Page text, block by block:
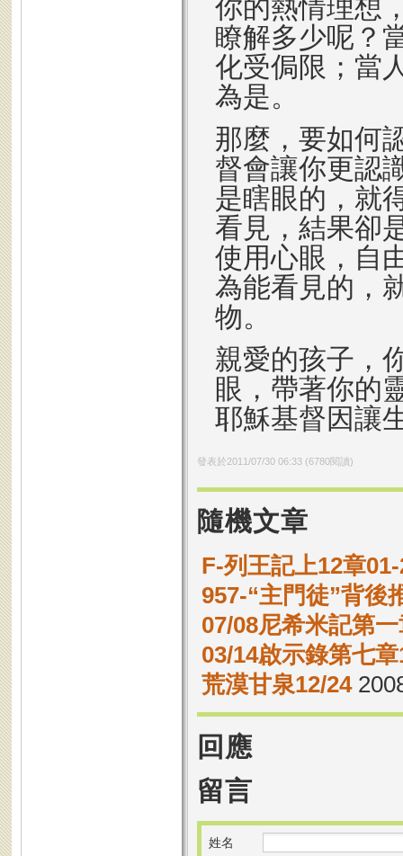
你的熱情理想
瞭解多少呢？
化受侷限；當
為是。
那麼，要如何
督會讓你更認
是瞎眼的，就
看見，結果卻
使用心眼，自
為能看見的，
物。
親愛的孩子，
眼，帶著你的
耶穌基督因讓
發表於2011/07/30 06:33(6780閱讀)
隨機文章
F-列王記上12章
957-“主門徒”背後
07/08尼希米記第
03/14啟示錄第七
荒漠甘泉12/24
回應
留言
姓名